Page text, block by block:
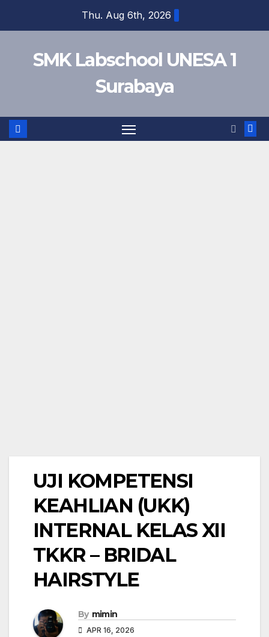
Thu. Aug 6th, 2026
SMK Labschool UNESA 1
Surabaya
UJI KOMPETENSI
KEAHLIAN (UKK)
INTERNAL KELAS XII
TKKR – BRIDAL
HAIRSTYLE
By mimin
APR 16, 2026